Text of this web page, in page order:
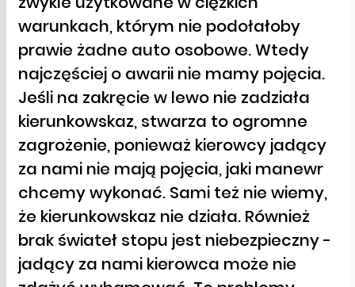
warunkach, którym nie podołałoby
prawie żadne auto osobowe. Wtedy
najczęściej o awarii nie mamy pojęcia.
Jeśli na zakręcie w lewo nie zadziała
kierunkowskaz, stwarza to ogromne
zagrożenie, ponieważ kierowcy jadący
za nami nie mają pojęcia, jaki manewr
chcemy wykonać. Sami też nie wiemy,
że kierunkowskaz nie działa. Również
brak świateł stopu jest niebezpieczny -
jadący za nami kierowca może nie